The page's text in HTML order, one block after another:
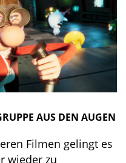
AUS DEN AUGEN
Filmen gelingt es
wieder zu